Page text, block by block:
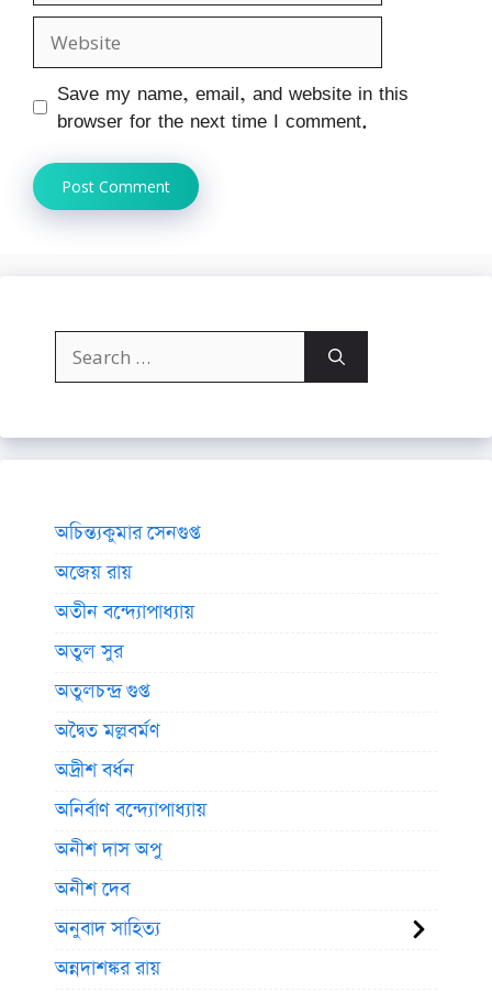
Website
Save my name, email, and website in this
browser for the next time I comment.
Search
for:
অচিন্ত্যকুমার সেনগুপ্ত
অজেয় রায়
অতীন বন্দ্যোপাধ্যায়
অতুল সুর
অতুলচন্দ্র গুপ্ত
অদ্বৈত মল্লবর্মণ
অদ্রীশ বর্ধন
অনির্বাণ বন্দ্যোপাধ্যায়
অনীশ দাস অপু
অনীশ দেব
অনুবাদ সাহিত্য
অন্নদাশঙ্কর রায়